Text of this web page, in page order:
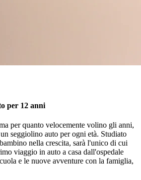
per 12 anni
per quanto velocemente volino gli anni,
seggiolino auto per ogni età. Studiato
nella crescita, sarà l'unico di cui
viaggio in auto a casa dall'ospedale
e le nuove avventure con la famiglia,